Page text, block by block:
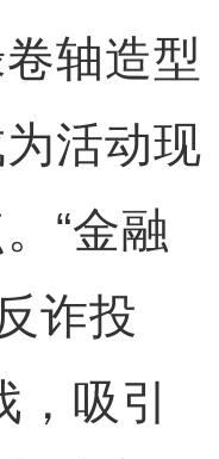
轴造型
活动现
“金融
诈投
吸引